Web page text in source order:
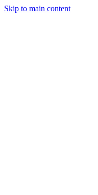
Skip to main content